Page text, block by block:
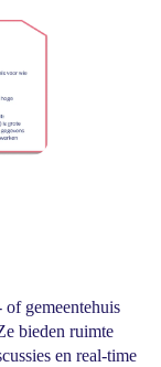
gemeentehuis
bieden ruimte
en real-time